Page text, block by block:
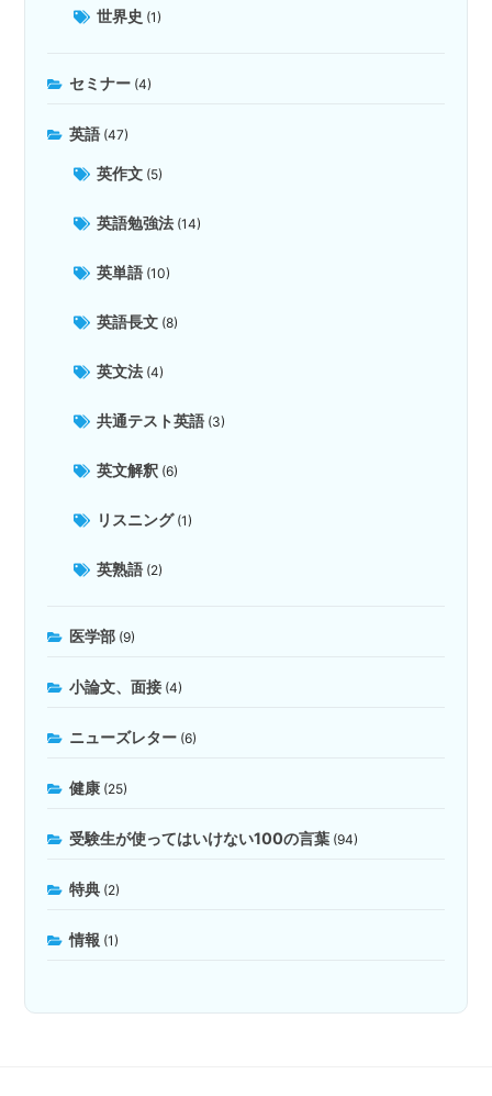
世界史 (1)
セミナー (4)
英語 (47)
英作文 (5)
英語勉強法 (14)
英単語 (10)
英語長文 (8)
英文法 (4)
共通テスト英語 (3)
英文解釈 (6)
リスニング(1)
英熟語 (2)
医学部 (9)
小論文、面接 (4)
ニューズレター (6)
健康 (25)
受験生が使ってはいけない100の言葉 (94)
特典 (2)
情報 (1)